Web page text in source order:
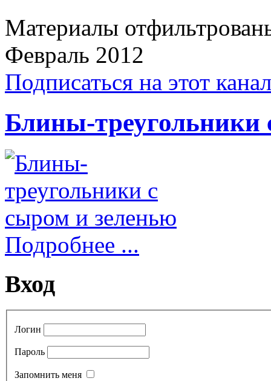
Материалы
Февраль 2012
Подписаться на этот
Блины-треугольники
Подробнее ...
Вход
Логин
Пароль
Запомнить меня